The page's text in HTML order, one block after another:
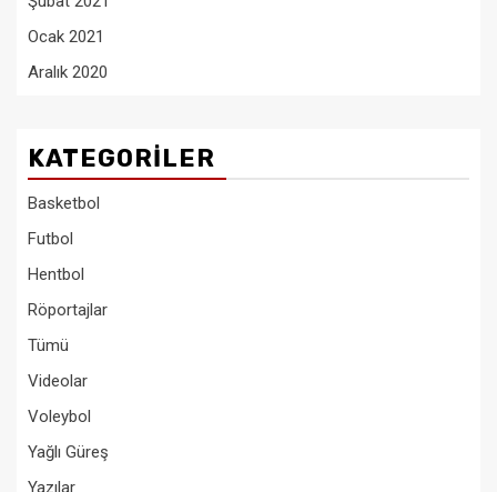
Ocak 2021
Aralık 2020
KATEGORILER
Basketbol
Futbol
Hentbol
Röportajlar
Tümü
Videolar
Voleybol
Yağlı Güreş
Yazılar